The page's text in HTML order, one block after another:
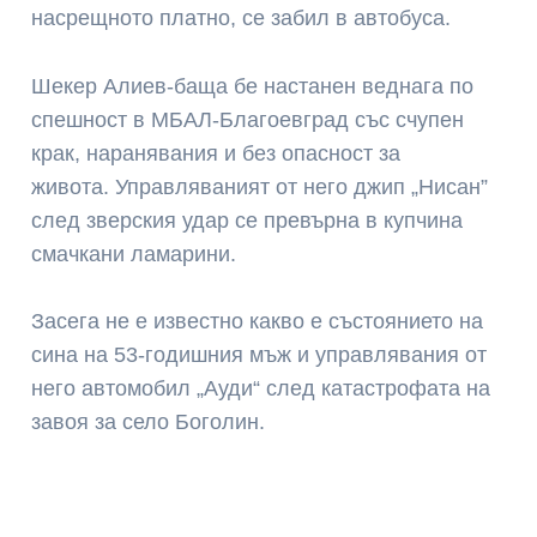
насрещното платно, се забил в автобуса.
Шекер Алиев-баща бе настанен веднага по
спешност в МБАЛ-Благоевград със счупен
крак, наранявания и без опасност за
живота. Управляваният от него джип „Нисан”
след зверския удар се превърна в купчина
смачкани ламарини.
Засега не е известно какво е състоянието на
сина на 53-годишния мъж и управлявания от
него автомобил „Ауди“ след катастрофата на
завоя за село Боголин.